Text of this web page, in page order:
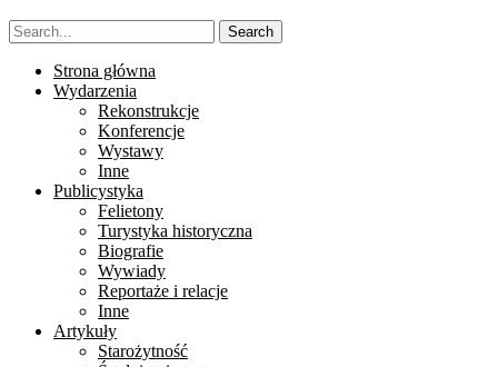
Strona główna
Wydarzenia
Rekonstrukcje
Konferencje
Wystawy
Inne
Publicystyka
Felietony
Turystyka historyczna
Biografie
Wywiady
Reportaże i relacje
Inne
Artykuły
Starożytność